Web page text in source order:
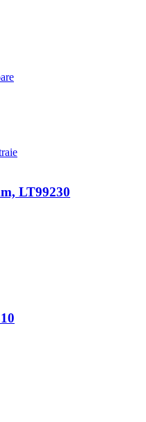
LT99230